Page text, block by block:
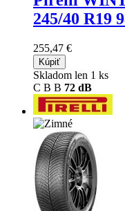
245/40 R19
255,47 €
Kúpiť
Skladom len 1 ks
C B B 72 dB